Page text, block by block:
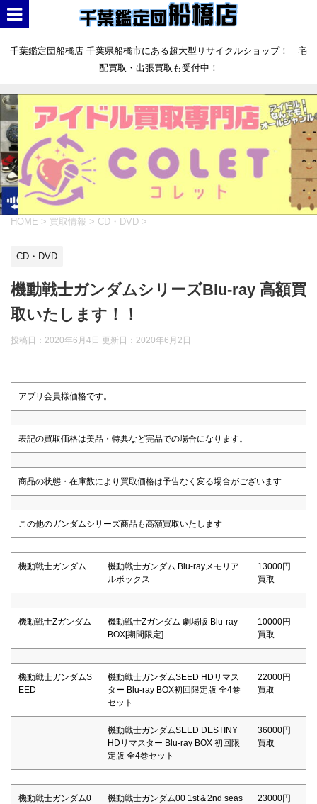
千葉鑑定団船橋店 千葉県船橋市にある超大型リサイクルショップ！ 宅
配買取・出張買取も受付中！
HOME > 買取情報 > CD・DVD >
CD・DVD
機動戦士ガンダムシリーズBlu-ray 高額買
取いたします！！
投稿日：2020年6月4日 更新日： 2020年6月2日
アプリ会員様価格です。
表記の買取価格は美品・特典など完品での場合になります。
商品の状態・在庫数により買取価格は予告なく変る場合がございます
この他のガンダムシリーズ商品も高額買取いたします
機動戦士ガンダム
機動戦士ガンダム Blu-rayメモリア
ルボックス
13000円
買取
機動戦士Zガンダム
機動戦士Zガンダム 劇場版 Blu-ray
BOX[期間限定]
10000円
買取
機動戦士ガンダムS
EED
機動戦士ガンダムSEED HDリマス
ター Blu-ray BOX初回限定版 全4巻
セット
22000円
買取
機動戦士ガンダムSEED DESTINY
HDリマスター Blu-ray BOX 初回限
定版 全4巻セット
36000円
買取
機動戦士ガンダム0
機動戦士ガンダム00 1st＆2nd seas
23000円